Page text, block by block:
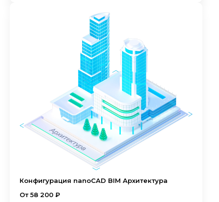
Конфигурация nanoCAD BIM Архитектура
От 58 200 ₽